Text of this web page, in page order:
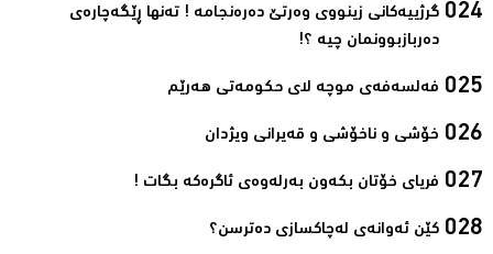
گرژییەکانی زینووی وەرتێ دەرەنجامە ! تەنها ڕێگەچارەی
دەربازبوونمان چیە ؟!‌
فەلسەفەی موچە لای حکومەتی هەرێم‌
خۆشی و ناخۆشی و قەیرانی ویژدان‌
فریای خۆتان بکەون بەرلەوەی ئاگرەکە بگات ! ‌
كێن ئه‌وانه‌ی له‌چاكسازی ده‌ترسن؟‌